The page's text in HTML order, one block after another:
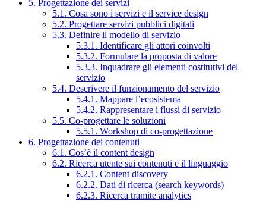
5. Progettazione dei servizi
5.1. Cosa sono i servizi e il service design
5.2. Progettare servizi pubblici digitali
5.3. Definire il modello di servizio
5.3.1. Identificare gli attori coinvolti
5.3.2. Formulare la proposta di valore
5.3.3. Inquadrare gli elementi costitutivi del
servizio
5.4. Descrivere il funzionamento del servizio
5.4.1. Mappare l’ecosistema
5.4.2. Rappresentare i flussi di servizio
5.5. Co-progettare le soluzioni
5.5.1. Workshop di co-progettazione
6. Progettazione dei contenuti
6.1. Cos’è il content design
6.2. Ricerca utente sui contenuti e il linguaggio
6.2.1. Content discovery
6.2.2. Dati di ricerca (search keywords)
6.2.3. Ricerca tramite analytics